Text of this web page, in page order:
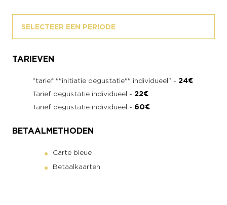
SELECTEER EEN PERIODE
TARIEVEN
"tarief ""initiatie degustatie"" individueel" - 24€
Tarief degustatie individueel - 22€
Tarief degustatie individueel - 60€
BETAALMETHODEN
Carte bleue
Betaalkaarten